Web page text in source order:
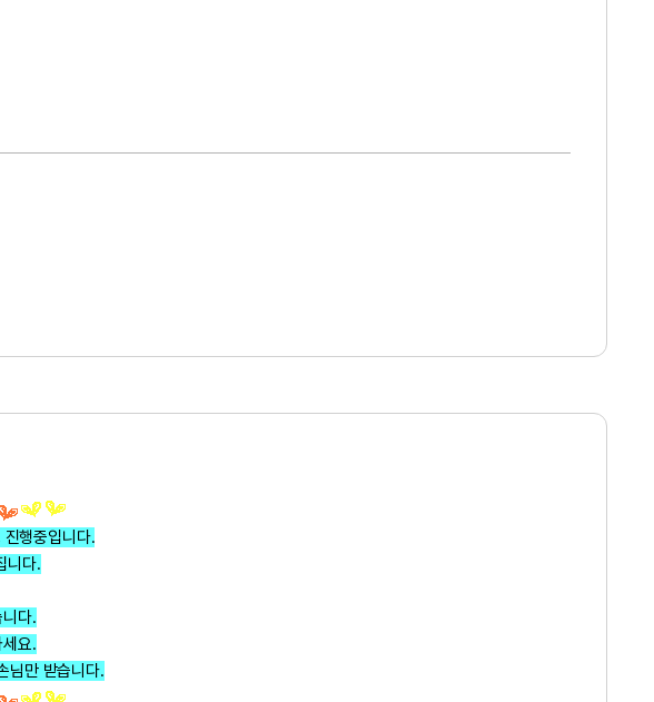
행중입니다.
니다.
다.
요.
님만 받습니다.